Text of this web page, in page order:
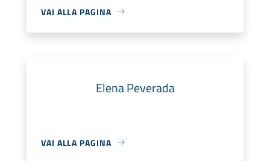
VAI ALLA PAGINA
Elena Peverada
VAI ALLA PAGINA